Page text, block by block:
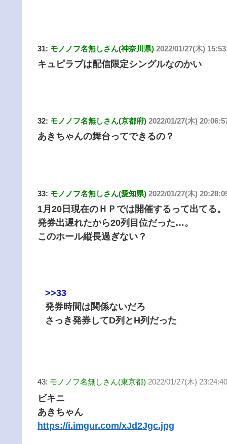
31: モノノフ名無しさん(神奈川県) 2022/01/27(木)
キュピラブは配信限定シングルなのかい
32: モノノフ名無しさん(京都府) 2022/01/27(木)
あきちゃんの舞台ってできるの？
33: モノノフ名無しさん(愛知県) 2022/01/27(木)
1月20日現在のＨＰでは開催するって出てる。
発券出遅れたから20列目位だった…。
このホール縦長過ぎない？
>>33
発券時間は関係ないだろ
さっき発券してD列とH列だった
43: モノノフ名無しさん(東京都) 2022/01/27(木)
ビキニ
あきちゃん
https://i.imgur.com/xJd2Jgc.jpg